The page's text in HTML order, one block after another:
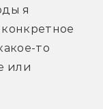
я
то
или